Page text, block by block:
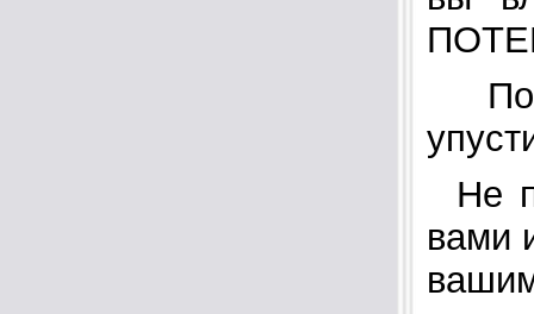
Не
вами